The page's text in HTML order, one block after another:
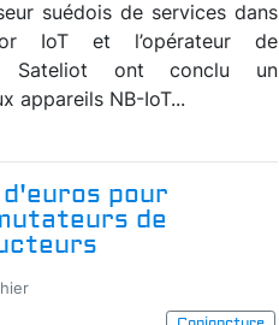
suédois de services dans
IoT et l’opérateur de
Sateliot ont conclu un
appareils NB-IoT...
d'euros pour
de